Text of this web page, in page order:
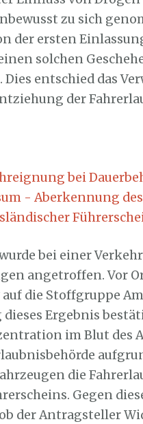
zu sich
der ersten
solchen
Dies entschied das
der
bei
- Aberkennung
bei einer
angetroffen. Vor
die Stoffgruppe
Ergebnis
im Blut des
die
Gegen
der Antragsteller